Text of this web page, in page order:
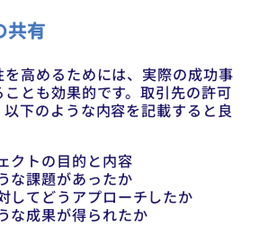
共有
を高めるためには、実際の成功事
とも効果的です。取引先の許可
下のような内容を記載すると良
クトの目的と内容
な課題があったか
してどうアプローチしたか
な成果が得られたか